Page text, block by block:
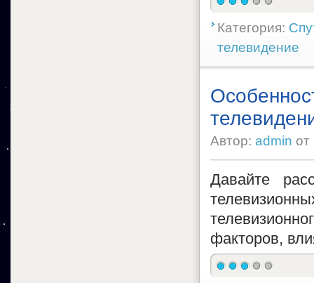
Категория:
телевидение
Автор: admin от
Давайте
факторов,